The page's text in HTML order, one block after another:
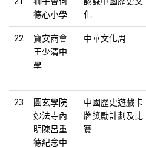
德心小學
化
22
寶安商會
王少清中
學
中華文化周
23
圓玄學院
妙法寺內
明陳呂重
德紀念中
中國歷史遊戲卡
牌獎勵計劃及比
賽